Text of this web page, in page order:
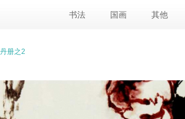
书法 国画 其他
册之2